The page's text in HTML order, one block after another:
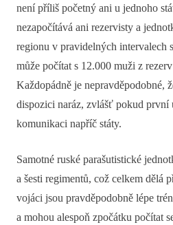
není příliš početný ani u jednoho
nezapočítává ani rezervisty a
regionu v pravidelných intervalech
může počítat s 12.000 muži z
Každopádně je nepravděpodobné,
dispozici naráz, zvlášť pokud první
komunikaci napříč státy.
Samotné ruské parašutistické
a šesti regimentů, což celkem dělá
vojáci jsou pravděpodobně lépe
a mohou alespoň zpočátku počítat